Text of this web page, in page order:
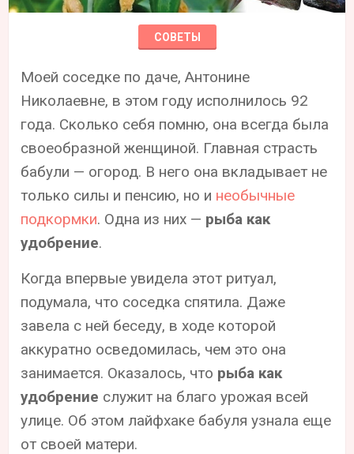
СОВЕТЫ
Моей соседке по даче, Антонине
Николаевне, в этом году исполнилось 92
года. Сколько себя помню, она всегда была
своеобразной женщиной. Главная страсть
бабули — огород. В него она вкладывает не
только силы и пенсию, но и необычные
подкормки. Одна из них — рыба как
удобрение.
Когда впервые увидела этот ритуал,
подумала, что соседка спятила. Даже
завела с ней беседу, в ходе которой
аккуратно осведомилась, чем это она
занимается. Оказалось, что рыба как
удобрение служит на благо урожая всей
улице. Об этом лайфхаке бабуля узнала еще
от своей матери.